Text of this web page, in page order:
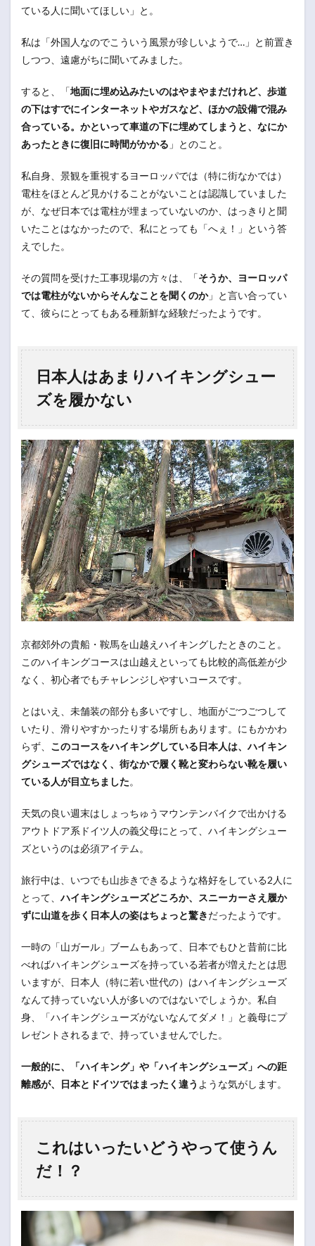
ている人に聞いてほしい」と。
私は「外国人なのでこういう風景が珍しいようで…」と前置き
しつつ、遠慮がちに聞いてみました。
すると、「地面に埋め込みたいのはやまやまだけれど、歩道
の下はすでにインターネットやガスなど、ほかの設備で混み
合っている。かといって車道の下に埋めてしまうと、なにか
あったときに復旧に時間がかかる 」とのこと。
私自身、景観を重視するヨーロッパでは（特に街なかでは）
電柱をほとんど見かけることがないことは認識していました
が、なぜ日本では電柱が埋まっていないのか、はっきりと聞
いたことはなかったので、私にとっても「へぇ！」という答
えでした。
その質問を受けた工事現場の方々は、「そうか、ヨーロッパ
では電柱がないからそんなことを聞くのか」と言い合ってい
て、彼らにとってもある種新鮮な経験だったようです。
日本人はあまりハイキングシュー
ズを履かない
京都郊外の貴船・鞍馬を山越えハイキングしたときのこと。
このハイキングコースは山越えといっても比較的高低差が少
なく、初心者でもチャレンジしやすいコースです。
とはいえ、未舗装の部分も多いですし、地面がごつごつして
いたり、滑りやすかったりする場所もあります。にもかかわ
らず、 このコースをハイキングしている日本人は、ハイキン
グシューズではなく、街なかで履く靴と変わらない靴を履い
ている人が目立ちました。
天気の良い週末はしょっちゅうマウンテンバイクで出かける
アウトドア系ドイツ人の義父母にとって、ハイキングシュー
ズというのは必須アイテム。
旅行中は、いつでも山歩きできるような格好をしている2人に
とって、ハイキングシューズどころか、スニーカーさえ履か
ずに山道を歩く日本人の姿はちょっと驚きだったようです。
一時の「山ガール」ブームもあって、日本でもひと昔前に比
べればハイキングシューズを持っている若者が増えたとは思
いますが、日本人（特に若い世代の）はハイキングシューズ
なんて持っていない人が多いのではないでしょうか。私自
身、「ハイキングシューズがないなんてダメ！」と義母にプ
レゼントされるまで、持っていませんでした。
一般的に、「ハイキング」や「ハイキングシューズ」への距
離感が、日本とドイツではまったく違う ような気がします。
これはいったいどうやって使うん
だ！？